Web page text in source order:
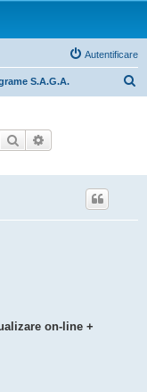
Autentificare
S.A.G.A.
Căutare
on-line +